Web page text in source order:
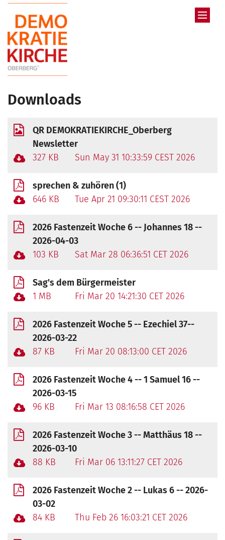
Zum Inhalt springen
Downloads
QR DEMOKRATIEKIRCHE_Oberberg
Newsletter
327 KB
Sun May 31 10:33:59 CEST 2026
sprechen & zuhören (1)
646 KB
Tue Apr 21 09:30:11 CEST 2026
2026 Fastenzeit Woche 6 -- Johannes 18 --
2026-04-03
103 KB
Sat Mar 28 06:36:51 CET 2026
Sag's dem Bürgermeister
1 MB
Fri Mar 20 14:21:30 CET 2026
2026 Fastenzeit Woche 5 -- Ezechiel 37--
2026-03-22
87 KB
Fri Mar 20 08:13:00 CET 2026
2026 Fastenzeit Woche 4 -- 1 Samuel 16 --
2026-03-15
96 KB
Fri Mar 13 08:16:58 CET 2026
2026 Fastenzeit Woche 3 -- Matthäus 18 --
2026-03-10
88 KB
Fri Mar 06 13:11:27 CET 2026
2026 Fastenzeit Woche 2 -- Lukas 6 -- 2026-
03-02
84 KB
Thu Feb 26 16:03:21 CET 2026